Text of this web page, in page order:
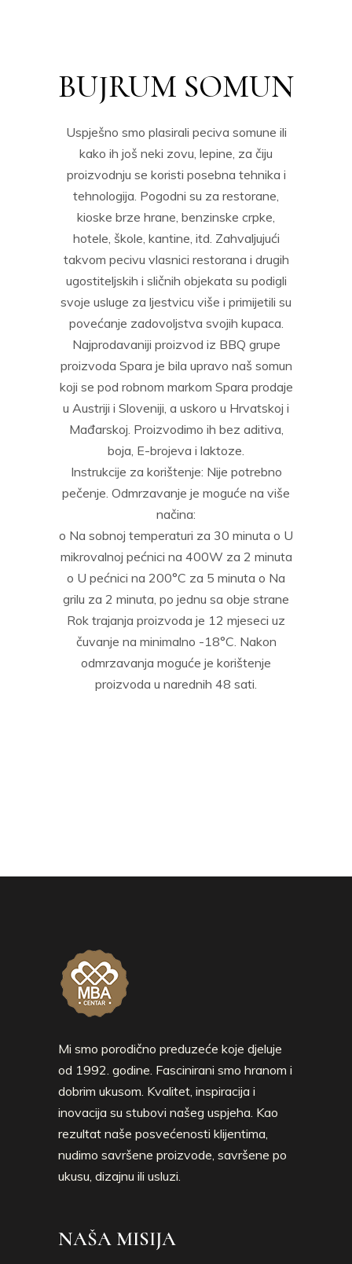
BUJRUM SOMUN
Uspješno smo plasirali peciva somune ili
kako ih još neki zovu, lepine, za čiju
proizvodnju se koristi posebna tehnika i
tehnologija. Pogodni su za restorane,
kioske brze hrane, benzinske crpke,
hotele, škole, kantine, itd. Zahvaljujući
takvom pecivu vlasnici restorana i drugih
ugostiteljskih i sličnih objekata su podigli
svoje usluge za ljestvicu više i primijetili su
povećanje zadovoljstva svojih kupaca.
Najprodavaniji proizvod iz BBQ grupe
proizvoda Spara je bila upravo naš somun
koji se pod robnom markom Spara prodaje
u Austriji i Sloveniji, a uskoro u Hrvatskoj i
Mađarskoj. Proizvodimo ih bez aditiva,
boja, E-brojeva i laktoze.
Instrukcije za korištenje: Nije potrebno
pečenje. Odmrzavanje je moguće na više
načina:
o Na sobnoj temperaturi za 30 minuta o U
mikrovalnoj pećnici na 400W za 2 minuta
o U pećnici na 200°C za 5 minuta o Na
grilu za 2 minuta, po jednu sa obje strane
Rok trajanja proizvoda je 12 mjeseci uz
čuvanje na minimalno -18°C. Nakon
odmrzavanja moguće je korištenje
proizvoda u narednih 48 sati.
Mi smo porodično preduzeće koje djeluje
od 1992. godine. Fascinirani smo hranom i
dobrim ukusom. Kvalitet, inspiracija i
inovacija su stubovi našeg uspjeha. Kao
rezultat naše posvećenosti klijentima,
nudimo savršene proizvode, savršene po
ukusu, dizajnu ili usluzi.
NAŠA MISIJA